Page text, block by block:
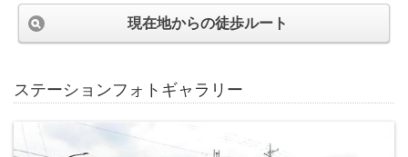
現在地からの徒歩ルート
ステーションフォトギャラリー